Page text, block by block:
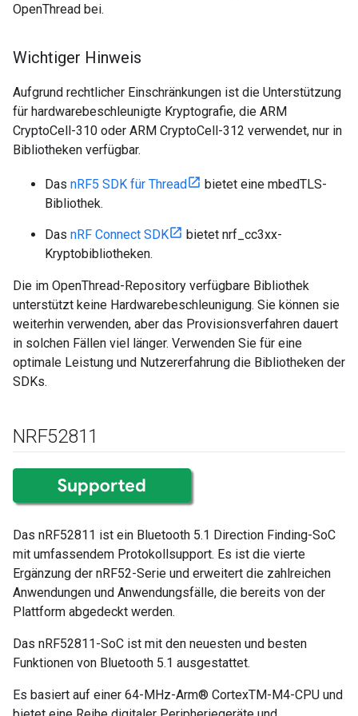
OpenThread bei.
Wichtiger Hinweis
Aufgrund rechtlicher Einschränkungen ist die Unterstützung
für hardwarebeschleunigte Kryptografie, die ARM
CryptoCell-310 oder ARM CryptoCell-312 verwendet, nur in
Bibliotheken verfügbar.
Das nRF5 SDK für Thread
bietet eine mbedTLS-
Bibliothek.
Das nRF Connect SDK
bietet nrf_cc3xx-
Kryptobibliotheken.
Die im OpenThread-Repository verfügbare Bibliothek
unterstützt keine Hardwarebeschleunigung. Sie können sie
weiterhin verwenden, aber das Provisionsverfahren dauert
in solchen Fällen viel länger. Verwenden Sie für eine
optimale Leistung und Nutzererfahrung die Bibliotheken der
SDKs.
NRF52811
Das nRF52811 ist ein Bluetooth 5.1 Direction Finding-SoC
mit umfassendem Protokollsupport. Es ist die vierte
Ergänzung der nRF52-Serie und erweitert die zahlreichen
Anwendungen und Anwendungsfälle, die bereits von der
Plattform abgedeckt werden.
Das nRF52811-SoC ist mit den neuesten und besten
Funktionen von Bluetooth 5.1 ausgestattet.
Es basiert auf einer 64-MHz-Arm® CortexTM-M4-CPU und